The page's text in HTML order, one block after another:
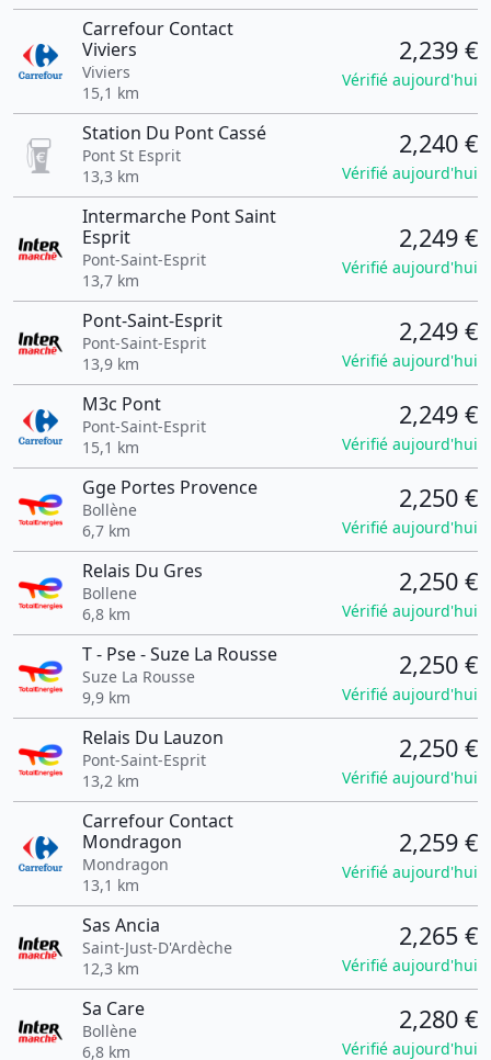
Carrefour Contact
Viviers
Viviers
15,1 km
2,239 €
Vérifié aujourd'hui
Station Du Pont Cassé
Pont St Esprit
13,3 km
2,240 €
Vérifié aujourd'hui
Intermarche Pont Saint
Esprit
Pont-Saint-Esprit
13,7 km
2,249 €
Vérifié aujourd'hui
Pont-Saint-Esprit
Pont-Saint-Esprit
13,9 km
2,249 €
Vérifié aujourd'hui
M3c Pont
Pont-Saint-Esprit
15,1 km
2,249 €
Vérifié aujourd'hui
Gge Portes Provence
Bollène
6,7 km
2,250 €
Vérifié aujourd'hui
Relais Du Gres
Bollene
6,8 km
2,250 €
Vérifié aujourd'hui
T - Pse - Suze La Rousse
Suze La Rousse
9,9 km
2,250 €
Vérifié aujourd'hui
Relais Du Lauzon
Pont-Saint-Esprit
13,2 km
2,250 €
Vérifié aujourd'hui
Carrefour Contact
Mondragon
Mondragon
13,1 km
2,259 €
Vérifié aujourd'hui
Sas Ancia
Saint-Just-D'Ardèche
12,3 km
2,265 €
Vérifié aujourd'hui
Sa Care
Bollène
6,8 km
2,280 €
Vérifié aujourd'hui